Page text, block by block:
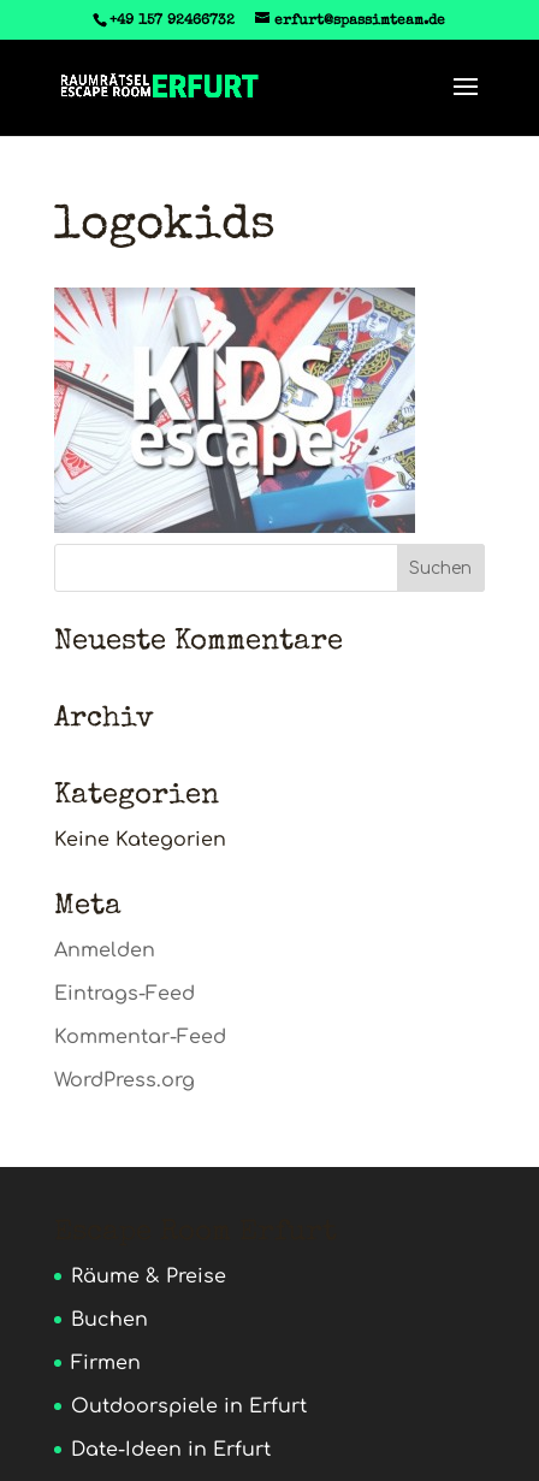
‭+49 157 92466732 erfurt@spassimteam.de
logokids
Neueste Kommentare
Archiv
Kategorien
Keine Kategorien
Meta
Anmelden
Eintrags-Feed
Kommentar-Feed
WordPress.org
Räume & Preise
Buchen
Firmen
Outdoorspiele in Erfurt
Date-Ideen in Erfurt